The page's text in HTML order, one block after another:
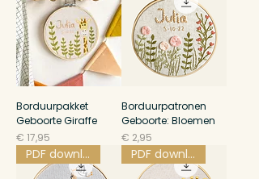
Borduurpakket
Geboorte Giraffe
Prijs
€ 17,95
Borduurpatronen
Geboorte: Bloemen
Prijs
€ 2,95
PDF download PDF download